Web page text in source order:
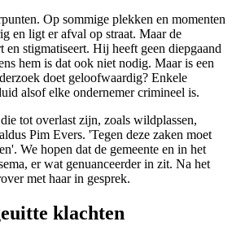
Op sommige plekken en momenten
en ligt er afval op straat. Maar de
en stigmatiseert. Hij heeft geen diepgaand
hem is dat ook niet nodig. Maar is een
doet geloofwaardig? Enkele
alsof elke ondernemer crimineel is.
tot overlast zijn, zoals wildplassen,
Pim Evers. 'Tegen deze zaken moet
We hopen dat de gemeente en in het
er wat genuanceerder in zit. Na het
met haar in gesprek.
klachten